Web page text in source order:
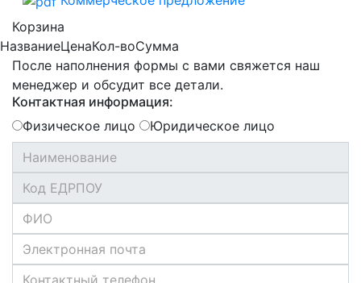
Корзина
НазваниеЦенаКол-воСумма
После наполнения формы с вами свяжется наш
менеджер и обсудит все детали.
Контактная информация:
Физическое лицо
Юридическое лицо